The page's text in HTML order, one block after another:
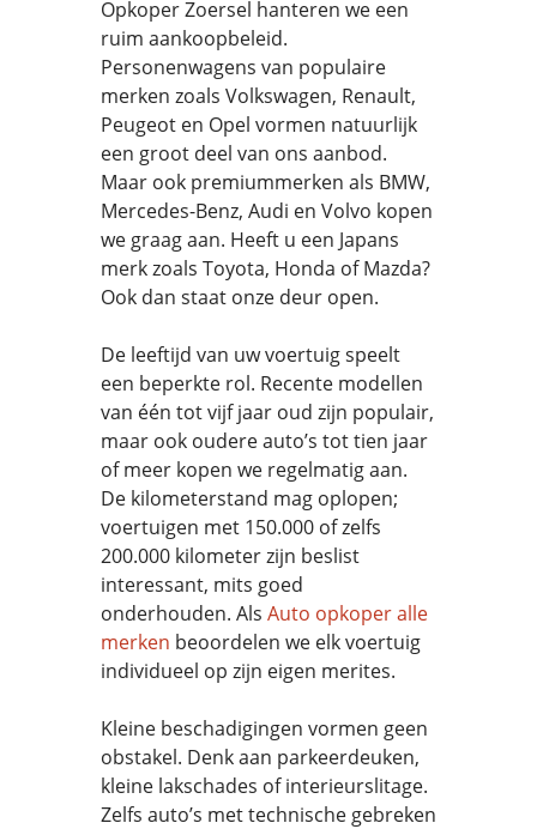
Opkoper Zoersel hanteren we een
ruim aankoopbeleid.
Personenwagens van populaire
merken zoals Volkswagen, Renault,
Peugeot en Opel vormen natuurlijk
een groot deel van ons aanbod.
Maar ook premiummerken als BMW,
Mercedes-Benz, Audi en Volvo kopen
we graag aan. Heeft u een Japans
merk zoals Toyota, Honda of Mazda?
Ook dan staat onze deur open.
De leeftijd van uw voertuig speelt
een beperkte rol. Recente modellen
van één tot vijf jaar oud zijn populair,
maar ook oudere auto’s tot tien jaar
of meer kopen we regelmatig aan.
De kilometerstand mag oplopen;
voertuigen met 150.000 of zelfs
200.000 kilometer zijn beslist
interessant, mits goed
onderhouden. Als Auto opkoper alle
merken beoordelen we elk voertuig
individueel op zijn eigen merites.
Kleine beschadigingen vormen geen
obstakel. Denk aan parkeerdeuken,
kleine lakschades of interieurslitage.
Zelfs auto’s met technische gebreken